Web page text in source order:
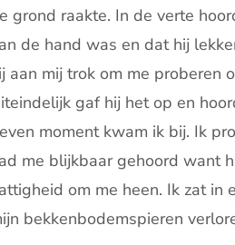
grond raakte. In de verte
de hand was en dat hij
aan mij trok om me proberen
gaf hij het op en
moment kwam ik bij. Ik
me blijkbaar gehoord want
om me heen. Ik zat
bekkenbodemspieren